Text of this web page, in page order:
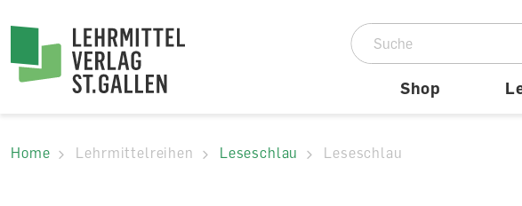
Accesskey Navigation
zum
Seitenanfang
Direkt
zur
Hauptnavigation
Direkt
zum
Direkt
Suche
Shop
Home Lehrmittelreihen Leseschlau Leseschlau